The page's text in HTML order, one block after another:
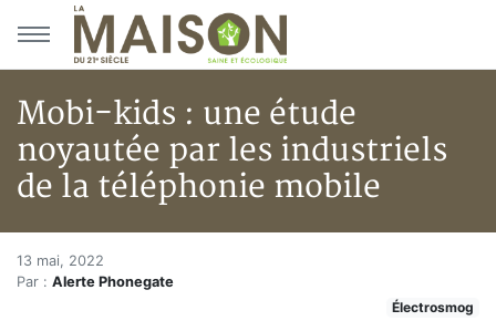
Aller au menu principal
Aller au contenu principal
Mobi-kids : une étude
noyautée par les industriels
de la téléphonie mobile
Accueil
Articles
Mobi-kids : une étude
13 mai, 2022
Par : Alerte Phonegate
Électrosmog